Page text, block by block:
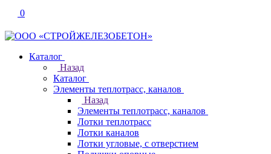
0
Каталог
Назад
Каталог
Элементы теплотрасс, каналов
Назад
Элементы теплотрасс, каналов
Лотки теплотрасс
Лотки каналов
Лотки угловые, с отверстием